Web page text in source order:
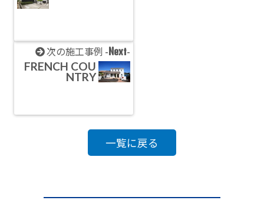
次の施工事例 -Next-
FRENCH COU
NTRY
一覧に戻る